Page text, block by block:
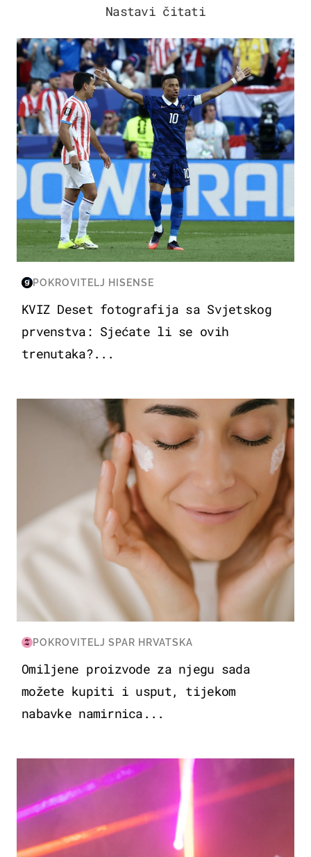
Nastavi čitati
SVJETSKO PRVENSTVO 2026
POKROVITELJ HISENSE
KVIZ Deset fotografija sa Svjetskog
prvenstva: Sjećate li se ovih
trenutaka?...
MODA & LJEPOTA
POKROVITELJ SPAR HRVATSKA
Omiljene proizvode za njegu sada
možete kupiti i usput, tijekom
nabavke namirnica...
KULTURA & ZABAVA